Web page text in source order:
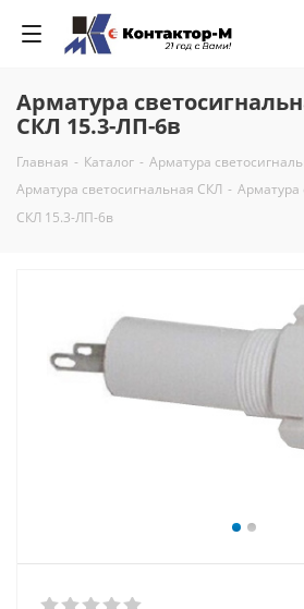
Арматура
СКЛ 15.3-ЛП-6в
Главная - Каталог - Арматура
Арматура светосигнальная СКЛ - Арматура
СКЛ 15.3-ЛП-6в